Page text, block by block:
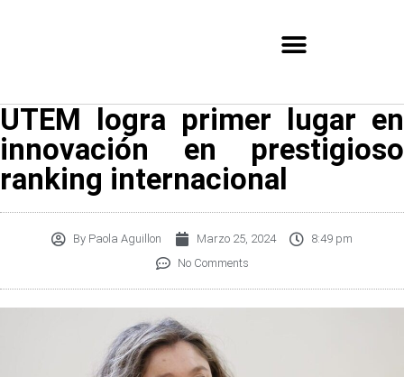
UTEM logra primer lugar en
innovación en prestigioso
ranking internacional
By Paola Aguillon Marzo 25, 2024
8:49 pm
No Comments